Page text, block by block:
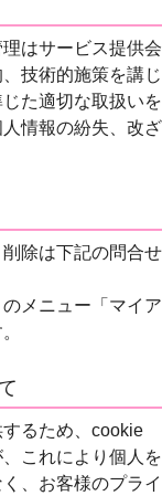
はサービス提供会
技術的施策を講じ
た適切な取扱いを
情報の紛失、改ざ
除は下記の問合せ
メニュー「マイア
るため、cookie
これにより個人を
、お客様のプライ